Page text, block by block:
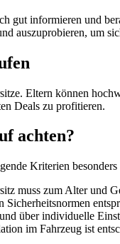
gut informieren und
auszuprobieren, um
Eltern können
Deals zu profitieren.
achten?
Kriterien besonders
muss zum Alter und
Sicherheitsnormen
über individuelle
im Fahrzeug ist